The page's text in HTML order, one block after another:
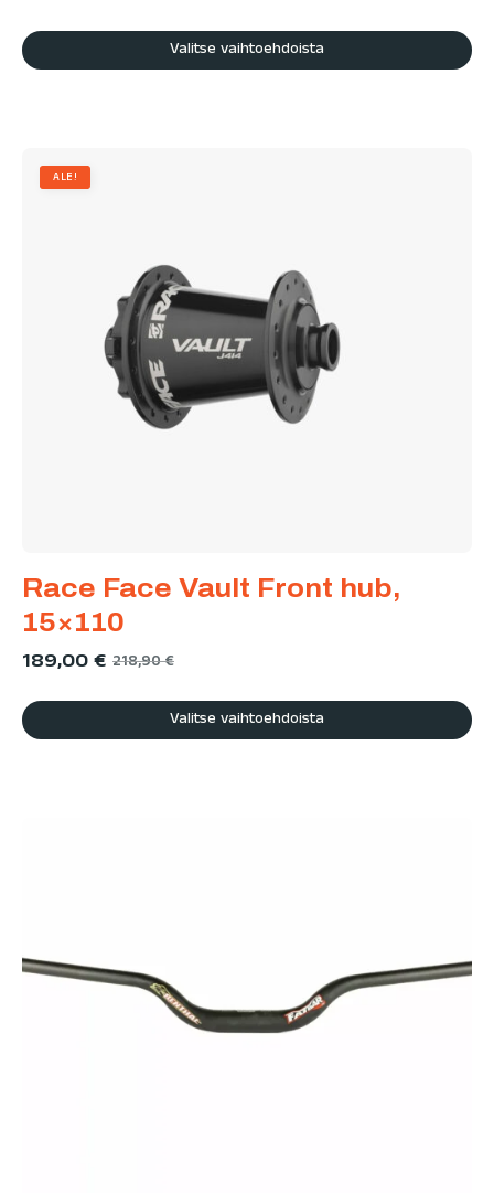
Valitse vaihtoehdoista
ALE!
Race Face Vault Front hub,
15×110
189,00€ 218,90€
Valitse vaihtoehdoista